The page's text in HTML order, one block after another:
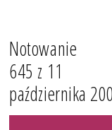
Notowanie
645 z 11
października